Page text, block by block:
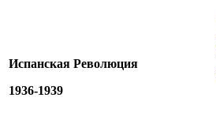
Испанская Революция
1936-1939